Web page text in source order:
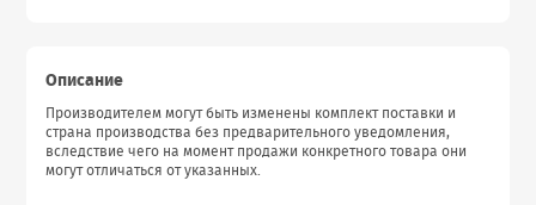
Описание
Производителем могут быть изменены комплект поставки и
страна производства без предварительного уведомления,
вследствие чего на момент продажи конкретного товара они
могут отличаться от указанных.